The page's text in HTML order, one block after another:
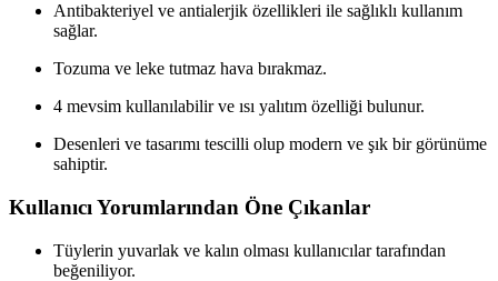
Antibakteriyel ve antialerjik özellikleri ile sağlıklı kullanım
sağlar.
Tozuma ve leke tutmaz hava bırakmaz.
4 mevsim kullanılabilir ve ısı yalıtım özelliği bulunur.
Desenleri ve tasarımı tescilli olup modern ve şık bir görünüme
sahiptir.
Kullanıcı Yorumlarından Öne Çıkanlar
Tüylerin yuvarlak ve kalın olması kullanıcılar tarafından
beğeniliyor.